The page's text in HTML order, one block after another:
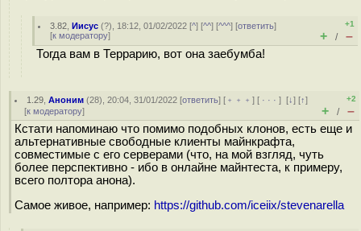
3.82 ,Иисус (?), 18:12, 01/02/2022 [^] [^^] [^^^] [ответить]
[к модератору]
+1
+ / –
Тогда вам в Террарию, вот она заебумба!
1.29 ,Аноним (28), 20:04, 31/01/2022 [ответить] [ ﹢﹢﹢] [ · · ·][↓] [↑]
[к модератору]
+2
+ / –
Кстати напоминаю что помимо подобных клонов, есть еще и
альтернативные свободные клиенты майнкрафта,
совместимые с его серверами (что, на мой взгляд, чуть
более перспективно - ибо в онлайне майнтеста, к примеру,
всего полтора анона).
Самое живое, например: https://github.com/iceiix/stevenarella